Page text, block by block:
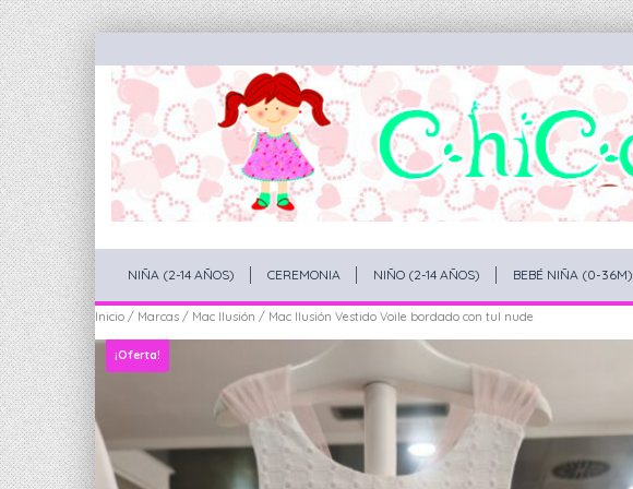
NIÑA (2-14 AÑOS) CEREMONIA NIÑO (2-14 AÑOS) BEBÉ NIÑA (0-36M)
Inicio / Marcas / Mac Ilusión / Mac Ilusión Vestido Voile bordado con tul nude
¡Oferta!